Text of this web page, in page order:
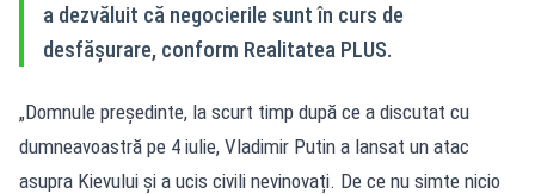
a dezvăluit că negocierile sunt în curs de
desfășurare, conform Realitatea PLUS.
„Domnule președinte, la scurt timp după ce a discutat cu
dumneavoastră pe 4 iulie, Vladimir Putin a lansat un atac
asupra Kievului și a ucis civili nevinovați. De ce nu simte nicio